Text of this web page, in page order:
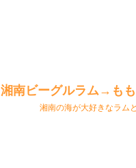
湘南ビーグルラム→も
湘南の海が大好きなラム